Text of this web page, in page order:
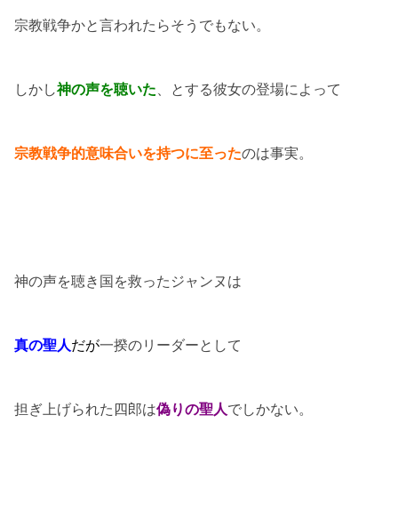
宗教戦争かと言われたらそうでもない。
しかし神の声を聴いた、とする彼女の登場によって
宗教戦争的意味合いを持つに至ったのは事実。
神の声を聴き国を救ったジャンヌは
真の聖人だが一揆のリーダーとして
担ぎ上げられた四郎は偽りの聖人でしかない。